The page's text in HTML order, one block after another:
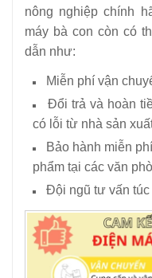
nông nghiệp chính
máy bà con còn có
dẫn như:
Miễn phí vận
Đổi trả và hoàn
có lỗi từ nhà sản
Bảo hành miễn phí
phẩm tại các văn
Đội ngũ tư vấn